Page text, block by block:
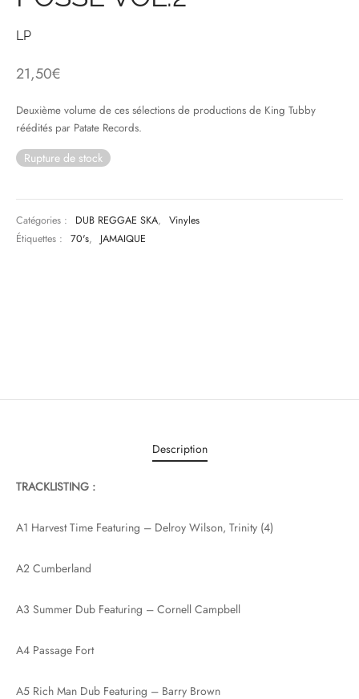
LP
21,50€
Deuxième volume de ces sélections de productions de King Tubby
réédités par Patate Records.
Rupture de stock
Catégories : DUB REGGAE SKA,
Vinyles
Étiquettes :
70's, JAMAIQUE
Description
TRACKLISTING :
A1 Harvest Time Featuring – Delroy Wilson, Trinity (4)
A2 Cumberland
A3 Summer Dub Featuring – Cornell Campbell
A4 Passage Fort
A5 Rich Man Dub Featuring – Barry Brown
HOP
MUSIQUES IMPROVISEES
DU MONDE
DAY 2025